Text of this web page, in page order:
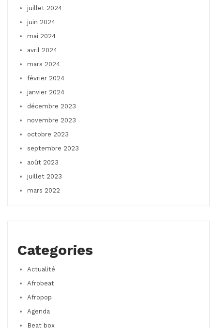
juillet 2024
juin 2024
mai 2024
avril 2024
mars 2024
février 2024
janvier 2024
décembre 2023
novembre 2023
octobre 2023
septembre 2023
août 2023
juillet 2023
mars 2022
Categories
Actualité
Afrobeat
Afropop
Agenda
Beat box